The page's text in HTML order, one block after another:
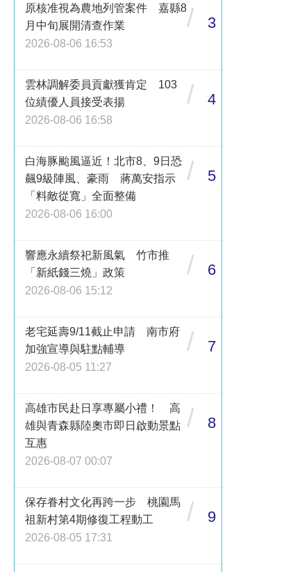
原核准視為農地列管案件 嘉縣8
月中旬展開清查作業
2026-08-06 16:53
/ 3
雲林調解委員貢獻獲肯定 103
位績優人員接受表揚
2026-08-06 16:58
/ 4
白海豚颱風逼近！北市8、9日恐
飆9級陣風、豪雨 蔣萬安指示
「料敵從寬」全面整備
2026-08-06 16:00
/ 5
響應永續祭祀新風氣 竹市推
「新紙錢三燒」政策
2026-08-06 15:12
/ 6
老宅延壽9/11截止申請 南市府
加強宣導與駐點輔導
2026-08-05 11:27
/ 7
高雄市民赴日享專屬小禮！ 高
雄與青森縣陸奧市即日啟動景點
互惠
2026-08-07 00:07
/ 8
保存眷村文化再跨一步 桃園馬
祖新村第4期修復工程動工
2026-08-05 17:31
/ 9